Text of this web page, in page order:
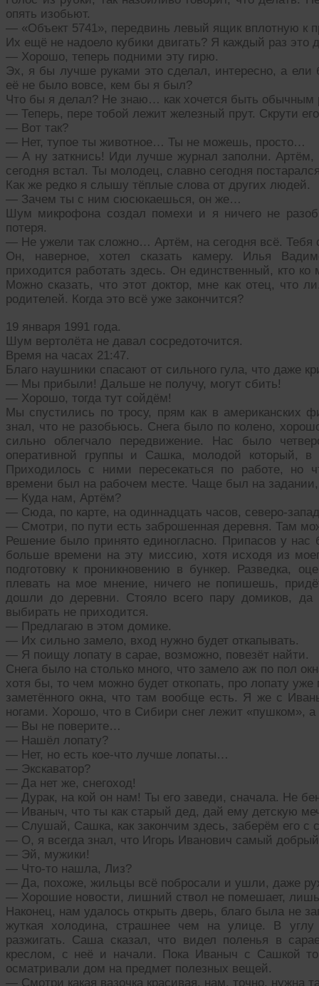
опять изобьют.
— «Объект 5741», передвинь левый ящик вплотную к
Их ещё не надоело кубики двигать? Я каждый раз
— Хорошо, теперь подними эту гирю.
Эх, я бы лучше руками это сделал, интересно, а
её не было вовсе, кем бы я был?
Что бы я делал? Не знаю… как хочется быть обычным
— Теперь, пере тобой лежит железный прут. Скрути
— Вот так?
— Нет, тупое ты животное… Ты не можешь, просто…
— А ну заткнись! Иди лучше журнал заполни. Артём,
сегодня встал. Ты молодец, славно сегодня
Как же редко я слышу тёплые слова от других людей.
— Зачем ты с ним сюсюкаешься, он же…
Шум микрофона создал помехи и я ничего не
потеря.
— Не ужели так сложно… Артём, на сегодня всё. Тебя
Он, наверное, хотел сказать камеру. Илья
приходится работать здесь. Он единственный, кто ко
Можно сказать, что этот доктор, мне как отец, что
родителей. Когда это всё уже закончится?
19 января 1991 года.
Шум вертолёта не давал сосредоточится.
Время на часах 21:47.
Благо наушники спасают от сильного гула, что даже
— Мы прибыли! Дальше не получу, могут сбить!
— Хорошо, тогда тут сойдём!
Мы спустились по тросу, прям как в американских
знал, что не разобьюсь. Снега было по колено,
сильно облегчало передвижение. Нас было
оперативной группы и Сашка, молодой который, в
Приходилось с ними пересекаться по работе,
времени был на рабочем месте. Чаще был на
— Куда нам, Артём?
— Сюда, по карте, на одиннадцать часов, северо-
— Смотри, по пути есть заброшенная деревня. Там
Решение было принято единогласно. Припасов у нас
больше времени на эту миссию, хотя исходя из
подготовку к проникновению в бункер. Разведка,
плевать на мое мнение, ничего не попишешь,
дошли до деревни. Стояло всего пару домиков, да
выбирать не приходится.
— Предлагаю в этом домике.
— Их сильно замело, вход нужно будет откапывать.
— Я поищу лопату в сарае, возможно, повезёт найти.
Снега было на столько много, что замело аж по пол
хотя бы, то чем можно будет откопать, про лопату
заметённого окна, что там вообще есть. Я же с
ногами. Хорошо, что в Сибири снег лежит «пушком»,
— Вы не поверите…
— Нашёл лопату?
— Нет, но есть кое-что лучше лопаты…
— Экскаватор?
— Да нет же, снегоход!
— Дурак, на кой он нам! Ты его заведи, сначала. Не
— Иваныч, что ты как старый дед, дай ему детскую
— Слушай, Сашка, как закончим здесь, заберём его с
— О, я всегда знал, что Игорь Иванович самый
— Эй, мужики!
— Что-то нашла, Лиз?
— Да, похоже, жильцы всё побросали и ушли, даже
— Хорошие новости, лишний ствол не помешает,
Наконец, нам удалось открыть дверь, благо была не
жуткая холодина, страшнее чем на улице. В
разжигать. Саша сказал, что видел поленья в
креслом, с неё и начали. Пока Иваныч с Сашкой
осматривали дом на предмет полезных вещей.
— Смотри какая вазочка красивая, нам, точно, нужна